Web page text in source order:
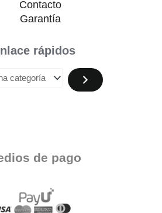
Contacto
Garantía
rápidos
de pago